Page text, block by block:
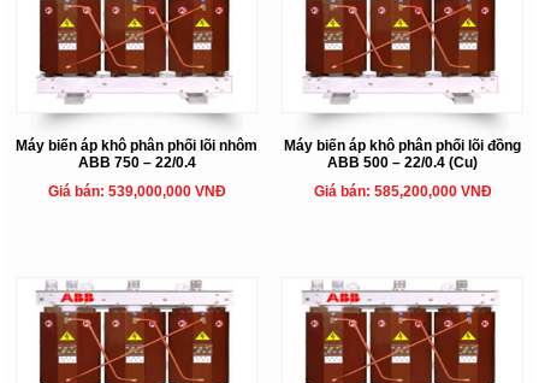
Máy biến áp khô phân phối lõi nhôm
ABB 750 – 22/0.4
Giá bán: 539,000,000 VNĐ
Máy biến áp khô phân phối lõi đồng
ABB 500 – 22/0.4 (Cu)
Giá bán: 585,200,000 VNĐ